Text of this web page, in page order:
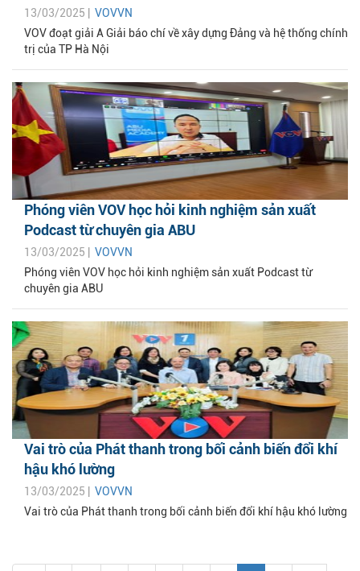
13/03/2025 | VOVVN
VOV đoạt giải A Giải báo chí về xây dựng Đảng và hệ thống chính
trị của TP Hà Nội
Phóng viên VOV học hỏi kinh nghiệm sản xuất
Podcast từ chuyên gia ABU
13/03/2025 | VOVVN
Phóng viên VOV học hỏi kinh nghiệm sản xuất Podcast từ
chuyên gia ABU
Vai trò của Phát thanh trong bối cảnh biến đổi khí
hậu khó lường
13/03/2025 | VOVVN
Vai trò của Phát thanh trong bối cảnh biến đổi khí hậu khó lường